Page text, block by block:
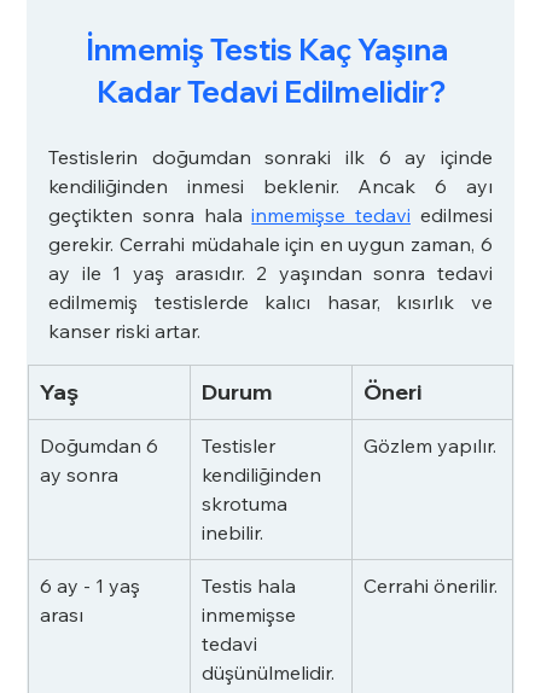
İnmemiş Testis Kaç Yaşına
Kadar Tedavi Edilmelidir?
Testislerin doğumdan sonraki ilk 6 ay içinde
kendiliğinden inmesi beklenir. Ancak 6 ayı
geçtikten sonra hala inmemişse tedavi edilmesi
gerekir. Cerrahi müdahale için en uygun zaman, 6
ay ile 1 yaş arasıdır. 2 yaşından sonra tedavi
edilmemiş testislerde kalıcı hasar, kısırlık ve
kanser riski artar.
Yaş Durum Öneri
Doğumdan 6
ay sonra
Testisler
kendiliğinden
skrotuma
inebilir.
Gözlem yapılır.
6 ay - 1 yaş
arası
Testis hala
inmemişse
tedavi
düşünülmelidir.
Cerrahi önerilir.